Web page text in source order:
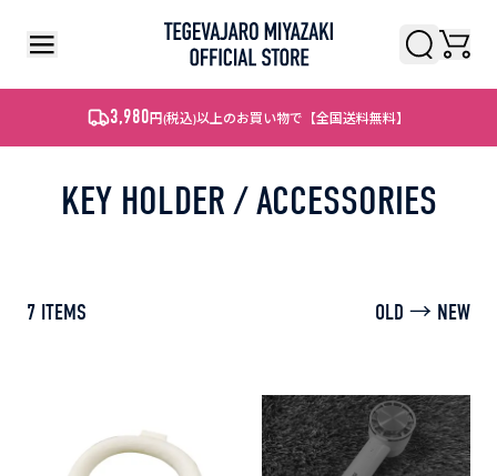
検索検索
3,980 円(税込)以上のお買い物で【全国送料無料】
KEY HOLDER / ACCESSORIES
7 ITEMS OLD → NEW